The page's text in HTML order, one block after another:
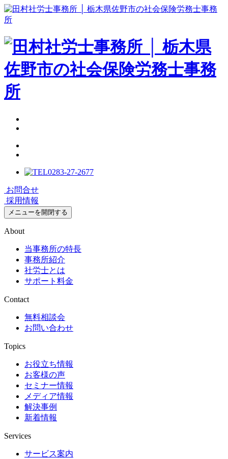
0283-27-2677
お問合せ
採用情報
メニューを開閉する
About
当事務所の特長
事務所紹介
社労士とは
サポート料金
Contact
無料相談会
お問い合わせ
Topics
お役立ち情報
お客様の声
セミナー情報
メディア情報
解決事例
新着情報
Services
サービス案内